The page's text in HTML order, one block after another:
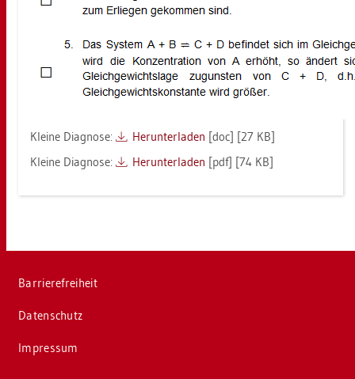
Klei­ne Dia­gno­se: Her­un­ter­la­den [doc] [27 KB]
Klei­ne Dia­gno­se:
Her­un­ter­la­den [pdf] [74 KB]
Bar­rie­re­frei­heit
Da­ten­schutz
Im­pres­sum